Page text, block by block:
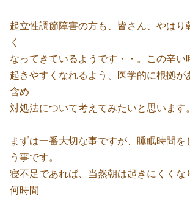
起立性調節障害の方も、皆さん、やはり
く
なってきているようです・・。この辛い
起きやすくなれるよう、医学的に根拠が
含め
対処法について考えてみたいと思います。
まずは一番大切な事ですが、睡眠時間を
う事です。
寝不足であれば、当然朝は起きにくくな
何時間